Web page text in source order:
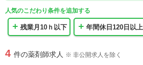
人気のこだわり条件を追加する
残業月10ｈ以下 年間休日120日以上
4 件の薬剤師求人 ※ 非公開求人を除く